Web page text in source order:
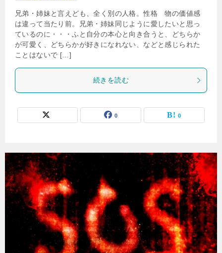
兄弟・姉妹と言えども、全く別の人格。性格 物の価値感
は違って当たり前。兄弟・姉妹同じように愛したいと思っ
ているのに・・・ふと自分の本心と向き合うと、どちらか
が可愛く、どちらかが好きになれない、などと感じられた
ことはないで […]
続きを読む
0 0